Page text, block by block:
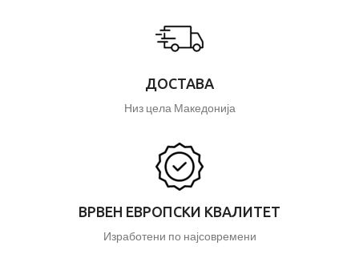
ДОСТАВА
Низ цела Македонија
ВРВЕН ЕВРОПСКИ КВАЛИТЕТ
Изработени по најсовремени